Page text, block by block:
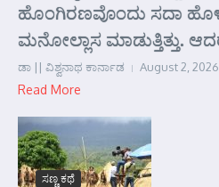
ಹೊಂಗಿರಣವೊಂದು ಸದಾ
ಮನೋಲ್ಲಾಸ ಮಾಡುತ್ತಿತ್ತು.
ಡಾ || ವಿಶ್ವನಾಥ ಕಾರ್ನಾಡ August 2, 2026
Read More
ಸಣ್ಣ ಕಥೆ